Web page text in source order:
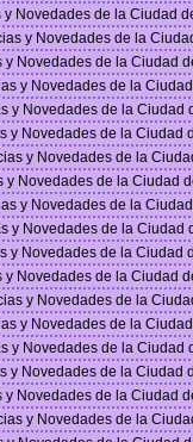
y Novedades de la Ciudad
y Novedades de la
y Novedades de la Ciudad
y Novedades de la
y Novedades de la Ciudad
y Novedades de la Ciudad
y Novedades de la
y Novedades de la Ciudad
y Novedades de la
y Novedades de la Ciudad
y Novedades de la Ciudad
y Novedades de la Ciudad
y Novedades de la
y Novedades de la
y Novedades de la Ciudad
y Novedades de la Ciudad
y Novedades de la Ciudad
y Novedades de la